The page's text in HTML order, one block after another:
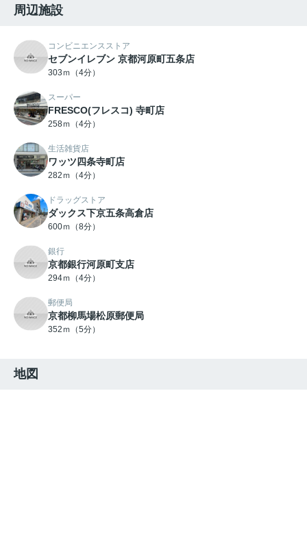
周辺施設
コンビニエンスストア
セブンイレブン 京都河原町五条店
303ｍ（4分）
スーパー
FRESCO(フレスコ) 寺町店
258ｍ（4分）
生活雑貨店
ワッツ四条寺町店
282ｍ（4分）
ドラッグストア
ダックス下京五条高倉店
600ｍ（8分）
銀行
京都銀行河原町支店
294ｍ（4分）
郵便局
京都柳馬場松原郵便局
352ｍ（5分）
地図